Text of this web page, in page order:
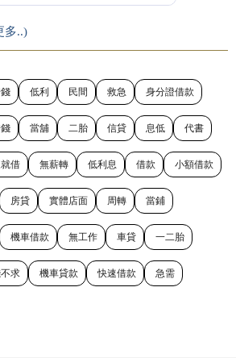
多..)
低利 民間 救急 身分證借款
當舖 二胎 信貸 息低 代書
借 無薪轉 低利息 借款 小額借款
房貸 實體店面 周轉 當鋪
機車借款 無工作 車貸 一二胎
求 機車貸款 快速借款 急需